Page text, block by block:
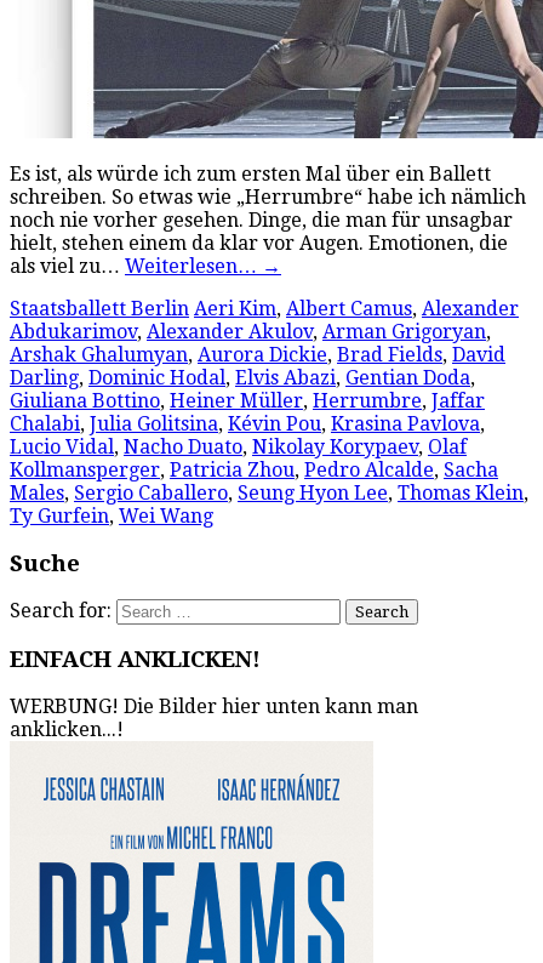
Es ist, als würde ich zum ersten Mal über ein Ballett
schreiben. So etwas wie „Herrumbre“ habe ich nämlich
noch nie vorher gesehen. Dinge, die man für unsagbar
hielt, stehen einem da klar vor Augen. Emotionen, die
als viel zu… Weiterlesen… →
Staatsballett Berlin Aeri Kim, Albert Camus, Alexander
Abdukarimov, Alexander Akulov, Arman Grigoryan,
Arshak Ghalumyan, Aurora Dickie, Brad Fields, David
Darling, Dominic Hodal, Elvis Abazi, Gentian Doda,
Giuliana Bottino, Heiner Müller, Herrumbre, Jaffar
Chalabi, Julia Golitsina, Kévin Pou, Krasina Pavlova,
Lucio Vidal, Nacho Duato, Nikolay Korypaev, Olaf
Kollmansperger, Patricia Zhou, Pedro Alcalde, Sacha
Males, Sergio Caballero, Seung Hyon Lee, Thomas Klein,
Ty Gurfein, Wei Wang
Suche
Search for:
EINFACH ANKLICKEN!
WERBUNG! Die Bilder hier unten kann man
anklicken...!